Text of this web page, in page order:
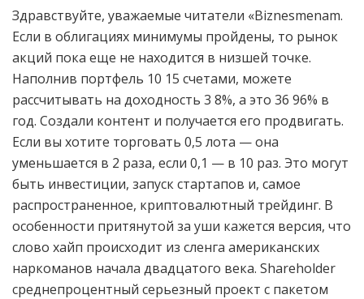
Здравствуйте, уважаемые читатели «Biznesmenam.
Если в облигациях минимумы пройдены, то рынок
акций пока еще не находится в низшей точке.
Наполнив портфель 10 15 счетами, можете
рассчитывать на доходность 3 8%, а это 36 96% в
год. Создали контент и получается его продвигать.
Если вы хотите торговать 0,5 лота — она
уменьшается в 2 раза, если 0,1 — в 10 раз. Это могут
быть инвестиции, запуск стартапов и, самое
распространенное, криптовалютный трейдинг. В
особенности притянутой за уши кажется версия, что
слово хайп происходит из сленга американских
наркоманов начала двадцатого века. Shareholder
среднепроцентный серьезный проект с пакетом